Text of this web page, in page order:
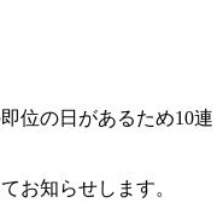
位の日があるため10連
お知らせします。